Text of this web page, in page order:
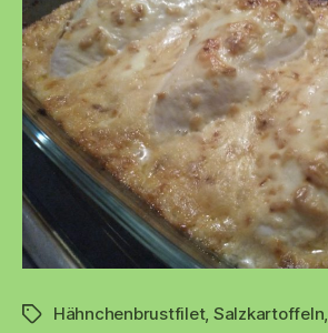
Schlagwörter
Hähnchenbrustfilet, Salzkartoffeln,